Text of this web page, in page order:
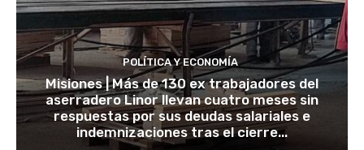
POLÍTICA Y ECONOMÍA
Misiones | Más de 130 ex trabajadores del
aserradero Linor llevan cuatro meses sin
respuestas por sus deudas salariales e
indemnizaciones tras el cierre...